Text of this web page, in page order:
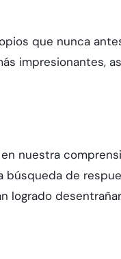
que nunca
impresionantes,
nuestra
de
logrado